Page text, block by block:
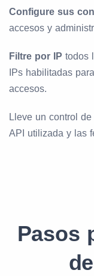
Configure sus
accesos y
Filtre por IP todos
IPs habilitadas
accesos.
Lleve un control
API utilizada y las
Pasos